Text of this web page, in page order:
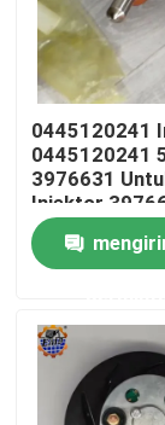
Rumah
Produk
Tentang
Tur Pabrik
0445120241
0445120241
3976631
Injektor